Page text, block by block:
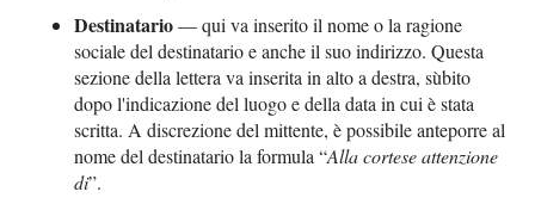
Destinatario— qui va inserito il nome o la ragione
sociale del destinatario e anche il suo indirizzo. Questa
sezione della lettera va inserita in alto a destra, sùbito
dopo l'indicazione del luogo e della data in cui è stata
scritta. A discrezione del mittente, è possibile anteporre al
nome del destinatario la formula “Alla cortese attenzione
di”.